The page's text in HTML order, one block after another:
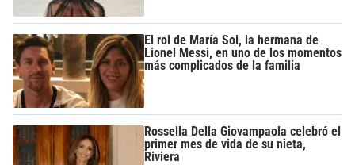
El rol de María Sol, la hermana de
Lionel Messi, en uno de los momentos
más complicados de la familia
Rossella Della Giovampaola celebró el
primer mes de vida de su nieta,
Riviera